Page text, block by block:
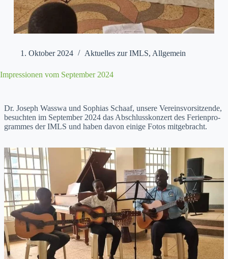
1. Oktober 2024 Aktuelles zur IMLS, Allgemein
Impressionen vom September 2024
Dr. Joseph Wass­wa und Sophias Schaaf, unsere Vere­insvor­sitzende,
besucht­en im Sep­tem­ber 2024 das Abschlusskonz­ert des Ferien­pro­
grammes der IMLS und haben davon einige Fotos mit­ge­bracht.